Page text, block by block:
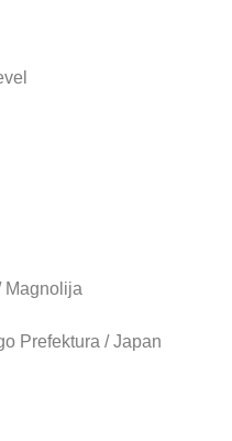
Magnolija
Prefektura / Japan